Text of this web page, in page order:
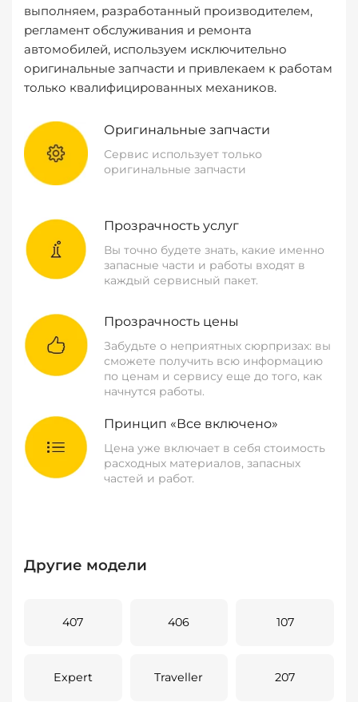
выполняем, разработанный производителем,
регламент обслуживания и ремонта
автомобилей, используем исключительно
оригинальные запчасти и привлекаем к работам
только квалифицированных механиков.
Оригинальные запчасти
Сервис использует только
оригинальные запчасти
Прозрачность услуг
Вы точно будете знать, какие именно
запасные части и работы входят в
каждый сервисный пакет.
Прозрачность цены
Забудьте о неприятных сюрпризах: вы
сможете получить всю информацию
по ценам и сервису еще до того, как
начнутся работы.
Принцип «Все включено»
Цена уже включает в себя стоимость
расходных материалов, запасных
частей и работ.
Другие модели
407 406 107
Expert Traveller 207